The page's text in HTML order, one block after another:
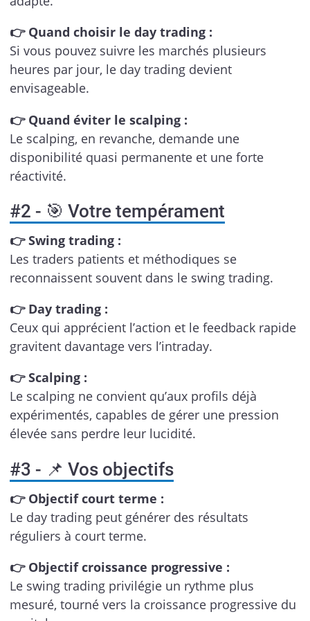
👉 Quand choisir le day trading :
Si vous pouvez suivre les marchés plusieurs
heures par jour, le day trading devient
envisageable.
👉 Quand éviter le scalping :
Le scalping, en revanche, demande une
disponibilité quasi permanente et une forte
réactivité.
#2 - 🎯 Votre tempérament
👉 Swing trading :
Les traders patients et méthodiques se
reconnaissent souvent dans le swing trading.
👉 Day trading :
Ceux qui apprécient l’action et le feedback rapide
gravitent davantage vers l’intraday.
👉 Scalping :
Le scalping ne convient qu’aux profils déjà
expérimentés, capables de gérer une pression
élevée sans perdre leur lucidité.
#3 - 📌 Vos objectifs
👉 Objectif court terme :
Le day trading peut générer des résultats
réguliers à court terme.
👉 Objectif croissance progressive :
Le swing trading privilégie un rythme plus
mesuré, tourné vers la croissance progressive du